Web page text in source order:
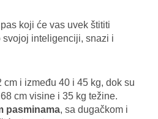
koji će vas uvek štititi
svojoj inteligenciji, snazi i
cm i između 40 i 45 kg, dok su
cm visine i 35 kg težine.
pasminama, sa dugačkom i